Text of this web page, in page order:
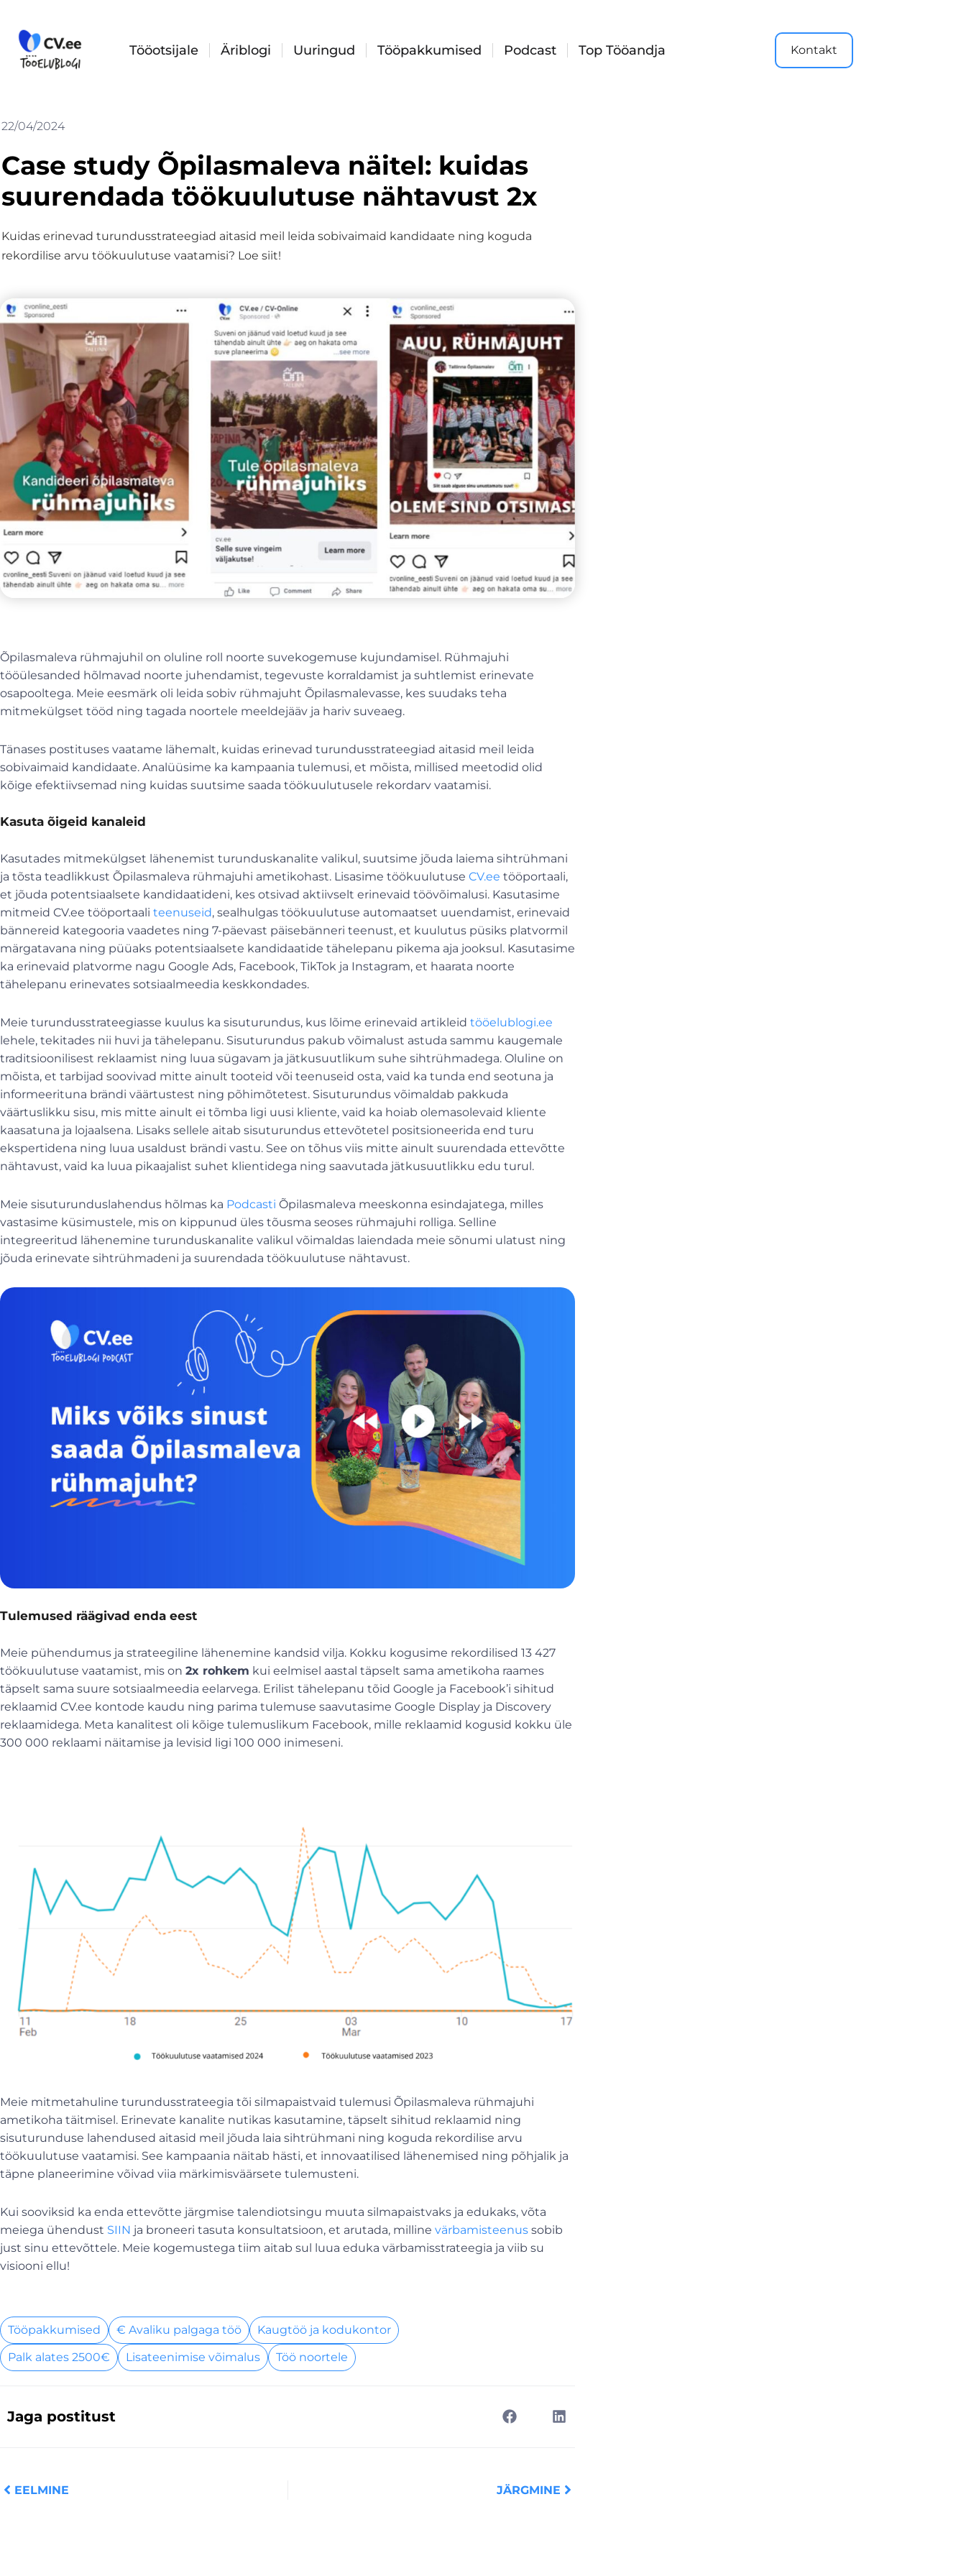
content
Tööotsijale Äriblogi Uuringud Tööpakkumised Podcast Top Tööandja Kontakt
22/04/2024
Case study Õpilasmaleva näitel: kuidas
suurendada töökuulutuse nähtavust 2x
Kuidas erinevad turundusstrateegiad aitasid meil leida sobivaimaid kandidaate ning koguda
rekordilise arvu töökuulutuse vaatamisi? Loe siit!
Õpilasmaleva rühmajuhil on oluline roll noorte suvekogemuse kujundamisel. Rühmajuhi
tööülesanded hõlmavad noorte juhendamist, tegevuste korraldamist ja suhtlemist erinevate
osapooltega. Meie eesmärk oli leida sobiv rühmajuht Õpilasmalevasse, kes suudaks teha
mitmekülgset tööd ning tagada noortele meeldejääv ja hariv suveaeg.
Tänases postituses vaatame lähemalt, kuidas erinevad turundusstrateegiad aitasid meil leida
sobivaimaid kandidaate. Analüüsime ka kampaania tulemusi, et mõista, millised meetodid olid
kõige efektiivsemad ning kuidas suutsime saada töökuulutusele rekordarv vaatamisi.
Kasuta õigeid kanaleid
Kasutades mitmekülgset lähenemist turunduskanalite valikul, suutsime jõuda laiema sihtrühmani
ja tõsta teadlikkust Õpilasmaleva rühmajuhi ametikohast. Lisasime töökuulutuse CV.ee tööportaali,
et jõuda potentsiaalsete kandidaatideni, kes otsivad aktiivselt erinevaid töövõimalusi. Kasutasime
mitmeid CV.ee tööportaali teenuseid, sealhulgas töökuulutuse automaatset uuendamist, erinevaid
bännereid kategooria vaadetes ning 7-päevast päisebänneri teenust, et kuulutus püsiks platvormil
märgatavana ning püüaks potentsiaalsete kandidaatide tähelepanu pikema aja jooksul. Kasutasime
ka erinevaid platvorme nagu Google Ads, Facebook, TikTok ja Instagram, et haarata noorte
tähelepanu erinevates sotsiaalmeedia keskkondades.
Meie turundusstrateegiasse kuulus ka sisuturundus, kus lõime erinevaid artikleid tööelublogi.ee
lehele, tekitades nii huvi ja tähelepanu. Sisuturundus pakub võimalust astuda sammu kaugemale
traditsioonilisest reklaamist ning luua sügavam ja jätkusuutlikum suhe sihtrühmadega. Oluline on
mõista, et tarbijad soovivad mitte ainult tooteid või teenuseid osta, vaid ka tunda end seotuna ja
informeerituna brändi väärtustest ning põhimõtetest. Sisuturundus võimaldab pakkuda
väärtuslikku sisu, mis mitte ainult ei tõmba ligi uusi kliente, vaid ka hoiab olemasolevaid kliente
kaasatuna ja lojaalsena. Lisaks sellele aitab sisuturundus ettevõtetel positsioneerida end turu
ekspertidena ning luua usaldust brändi vastu. See on tõhus viis mitte ainult suurendada ettevõtte
nähtavust, vaid ka luua pikaajalist suhet klientidega ning saavutada jätkusuutlikku edu turul.
Meie sisuturunduslahendus hõlmas ka Podcasti Õpilasmaleva meeskonna esindajatega, milles
vastasime küsimustele, mis on kippunud üles tõusma seoses rühmajuhi rolliga. Selline
integreeritud lähenemine turunduskanalite valikul võimaldas laiendada meie sõnumi ulatust ning
jõuda erinevate sihtrühmadeni ja suurendada töökuulutuse nähtavust.
Tulemused räägivad enda eest
Meie pühendumus ja strateegiline lähenemine kandsid vilja. Kokku kogusime rekordilised 13 427
töökuulutuse vaatamist, mis on 2x rohkem kui eelmisel aastal täpselt sama ametikoha raames
täpselt sama suure sotsiaalmeedia eelarvega. Erilist tähelepanu tõid Google ja Facebook’i sihitud
reklaamid CV.ee kontode kaudu ning parima tulemuse saavutasime Google Display ja Discovery
reklaamidega. Meta kanalitest oli kõige tulemuslikum Facebook, mille reklaamid kogusid kokku üle
300 000 reklaami näitamise ja levisid ligi 100 000 inimeseni.
Meie mitmetahuline turundusstrateegia tõi silmapaistvaid tulemusi Õpilasmaleva rühmajuhi
ametikoha täitmisel. Erinevate kanalite nutikas kasutamine, täpselt sihitud reklaamid ning
sisuturunduse lahendused aitasid meil jõuda laia sihtrühmani ning koguda rekordilise arvu
töökuulutuse vaatamisi. See kampaania näitab hästi, et innovaatilised lähenemised ning põhjalik ja
täpne planeerimine võivad viia märkimisväärsete tulemusteni.
Kui sooviksid ka enda ettevõtte järgmise talendiotsingu muuta silmapaistvaks ja edukaks, võta
meiega ühendust SIIN ja broneeri tasuta konsultatsioon, et arutada, milline värbamisteenus sobib
just sinu ettevõttele. Meie kogemustega tiim aitab sul luua eduka värbamisstrateegia ja viib su
visiooni ellu!
Tööpakkumised € Avaliku palgaga töö
Kaugtöö ja kodukontor
Palk alates 2500€
Lisateenimise võimalus Töö noortele
Jaga postitust
EELMINE JÄRGMINE